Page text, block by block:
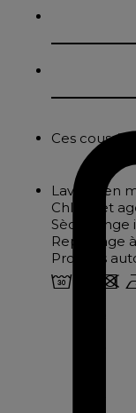
Ces
Lavage en
Chlore et
Sèche linge
Repassage
Produits
w o d